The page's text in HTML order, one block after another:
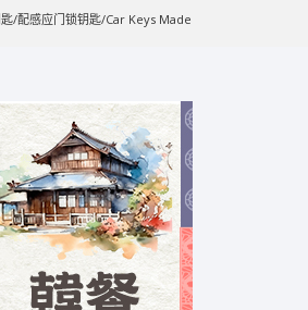
/配感应门锁钥匙/Car Keys Made